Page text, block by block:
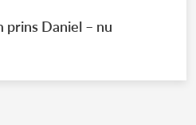
prins Daniel – nu